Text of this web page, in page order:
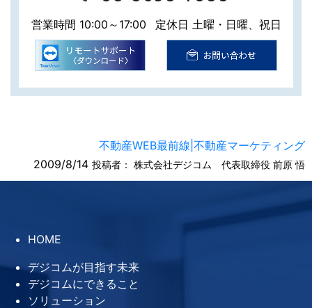
営業時間 10:00～17:00 定休日 土曜・日曜、祝日
不動産WEB最前線|不動産マーケティング
2009/8/14 投稿者： 株式会社デジコム 代表取締役 前原 悟
HOME
デジコムが目指す未来
デジコムにできること
ソリューション